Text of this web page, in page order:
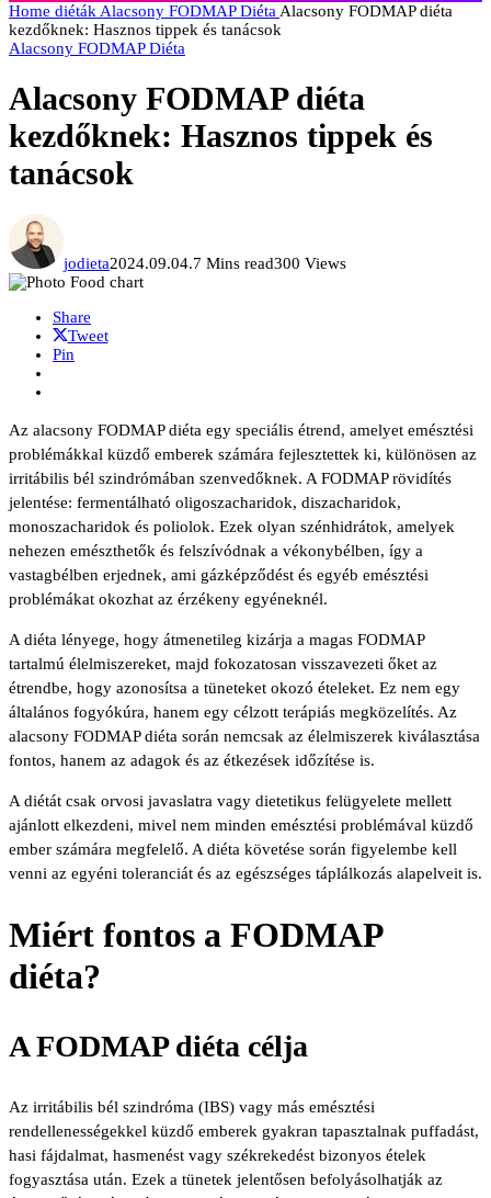
Home diéták Alacsony FODMAP Diéta Alacsony FODMAP diéta
kezdőknek: Hasznos tippek és tanácsok
Alacsony FODMAP Diéta
Alacsony FODMAP diéta
kezdőknek: Hasznos tippek és
tanácsok
jodieta2024.09.04.7 Mins read300 Views
Share
Tweet
Pin
Az alacsony FODMAP diéta egy speciális étrend, amelyet emésztési
problémákkal küzdő emberek számára fejlesztettek ki, különösen az
irritábilis bél szindrómában szenvedőknek. A FODMAP rövidítés
jelentése: fermentálható oligoszacharidok, diszacharidok,
monoszacharidok és poliolok. Ezek olyan szénhidrátok, amelyek
nehezen emészthetők és felszívódnak a vékonybélben, így a
vastagbélben erjednek, ami gázképződést és egyéb emésztési
problémákat okozhat az érzékeny egyéneknél.
A diéta lényege, hogy átmenetileg kizárja a magas FODMAP
tartalmú élelmiszereket, majd fokozatosan visszavezeti őket az
étrendbe, hogy azonosítsa a tüneteket okozó ételeket. Ez nem egy
általános fogyókúra, hanem egy célzott terápiás megközelítés. Az
alacsony FODMAP diéta során nemcsak az élelmiszerek kiválasztása
fontos, hanem az adagok és az étkezések időzítése is.
A diétát csak orvosi javaslatra vagy dietetikus felügyelete mellett
ajánlott elkezdeni, mivel nem minden emésztési problémával küzdő
ember számára megfelelő. A diéta követése során figyelembe kell
venni az egyéni toleranciát és az egészséges táplálkozás alapelveit is.
Miért fontos a FODMAP
diéta?
A FODMAP diéta célja
Az irritábilis bél szindróma (IBS) vagy más emésztési
rendellenességekkel küzdő emberek gyakran tapasztalnak puffadást,
hasi fájdalmat, hasmenést vagy székrekedést bizonyos ételek
fogyasztása után. Ezek a tünetek jelentősen befolyásolhatják az